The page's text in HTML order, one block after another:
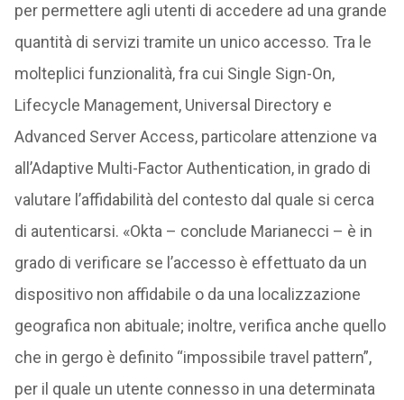
per permettere agli utenti di accedere ad una grande
quantità di servizi tramite un unico accesso. Tra le
molteplici funzionalità, fra cui Single Sign-On,
Lifecycle Management, Universal Directory e
Advanced Server Access, particolare attenzione va
all’Adaptive Multi-Factor Authentication, in grado di
valutare l’affidabilità del contesto dal quale si cerca
di autenticarsi. «Okta – conclude Marianecci – è in
grado di verificare se l’accesso è effettuato da un
dispositivo non affidabile o da una localizzazione
geografica non abituale; inoltre, verifica anche quello
che in gergo è definito “impossibile travel pattern”,
per il quale un utente connesso in una determinata